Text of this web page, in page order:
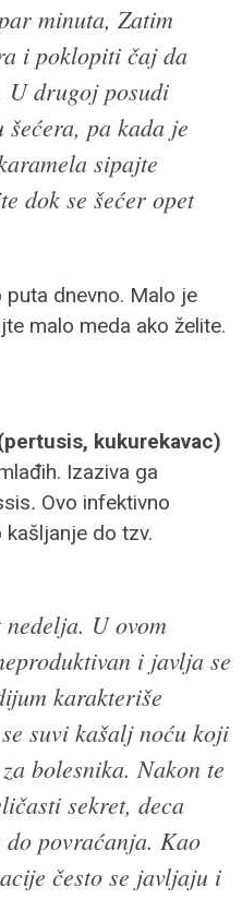
minuta, Zatim
i poklopiti čaj da
U drugoj posudi
pa kada je
sipajte
dok se šećer opet
puta dnevno. Malo je
malo meda ako želite.
kukurekavac)
Izaziva ga
. Ovo infektivno
do tzv.
U ovom
i javlja se
karakteriše
suvi kašalj noću koji
bolesnika. Nakon te
sekret, deca
povraćanja. Kao
često se javljaju i